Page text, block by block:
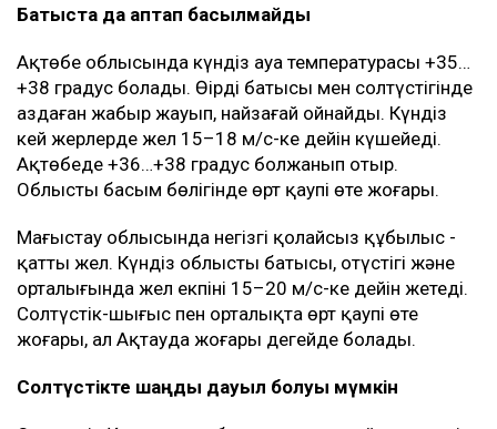
Батыста да аптап басылмайды
Ақтөбе облысында күндіз ауа температурасы +35…
+38 градус болады. Өңірдің батысы мен солтүстігінде
аздаған жаңбыр жауып, найзағай ойнайды. Күндіз
кей жерлерде жел 15–18 м/с-ке дейін күшейеді.
Ақтөбеде +36…+38 градус болжанып отыр.
Облыстың басым бөлігінде өрт қаупі өте жоғары.
Маңғыстау облысында негізгі қолайсыз құбылыс -
қатты жел. Күндіз облыстың батысы, оңтүстігі және
орталығында жел екпіні 15–20 м/с-ке дейін жетеді.
Солтүстік-шығыс пен орталықта өрт қаупі өте
жоғары, ал Ақтауда жоғары деңгейде болады.
Солтүстікте шаңды дауыл болуы мүмкін